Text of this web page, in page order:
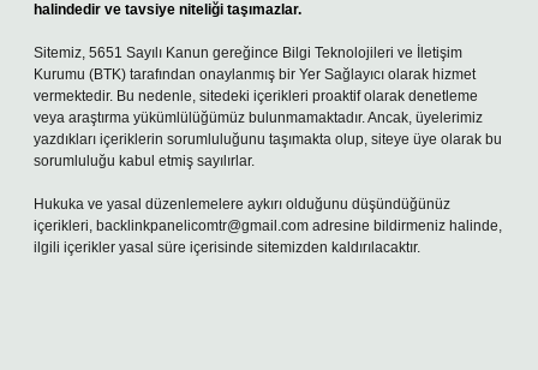
halindedir ve tavsiye niteliği taşımazlar.
Sitemiz, 5651 Sayılı Kanun gereğince Bilgi Teknolojileri ve İletişim
Kurumu (BTK) tarafından onaylanmış bir Yer Sağlayıcı olarak hizmet
vermektedir. Bu nedenle, sitedeki içerikleri proaktif olarak denetleme
veya araştırma yükümlülüğümüz bulunmamaktadır. Ancak, üyelerimiz
yazdıkları içeriklerin sorumluluğunu taşımakta olup, siteye üye olarak bu
sorumluluğu kabul etmiş sayılırlar.
Hukuka ve yasal düzenlemelere aykırı olduğunu düşündüğünüz
içerikleri, backlinkpanelicomtr@gmail.com adresine bildirmeniz halinde,
ilgili içerikler yasal süre içerisinde sitemizden kaldırılacaktır.